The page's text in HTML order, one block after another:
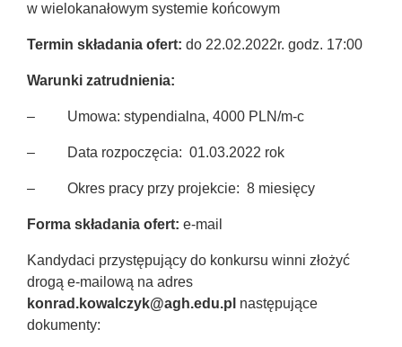
w wielokanałowym systemie końcowym
Termin składania ofert: do 22.02.2022r. godz. 17:00
Warunki zatrudnienia:
– Umowa: stypendialna, 4000 PLN/m-c
– Data rozpoczęcia: 01.03.2022 rok
– Okres pracy przy projekcie: 8 miesięcy
Forma składania ofert: e-mail
Kandydaci przystępujący do konkursu winni złożyć
drogą e-mailową na adres
konrad.kowalczyk@agh.edu.pl następujące
dokumenty: